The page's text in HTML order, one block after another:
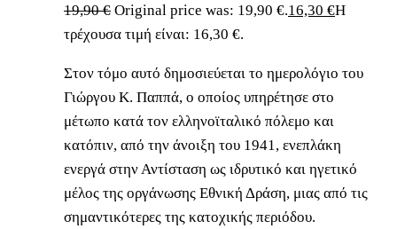
19,90€ Original price was: 19,90 €.16,30 €Η
τρέχουσα τιμή είναι: 16,30 €.
Στον τόμο αυτό δημοσιεύεται το ημερολόγιο του
Γιώργου Κ. Παππά, ο οποίος υπηρέτησε στο
μέτωπο κατά τον ελληνοϊταλικό πόλεμο και
κατόπιν, από την άνοιξη του 1941, ενεπλάκη
ενεργά στην Αντίσταση ως ιδρυτικό και ηγετικό
μέλος της οργάνωσης Εθνική Δράση, μιας από τις
σημαντικότερες της κατοχικής περιόδου.